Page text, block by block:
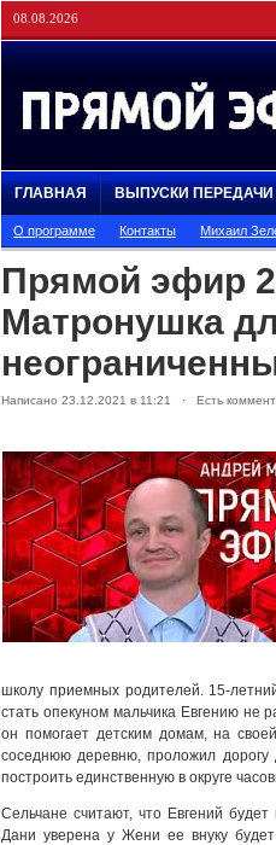
08.08.2026
ГЛАВНАЯ ВЫПУСКИ ПЕРЕДАЧИ
О программе Контакты Михаил
Прямой эфир
Матронушка
Написано 23.12.2021 в 11:21 · Есть
школу приемных родителей. 15-
стать опекуном мальчика Евгению
он помогает детским домам, на
соседнюю деревню, проложил
построить единственную в округе
Сельчане считают, что Евгений
Дани уверена у Жени ее внуку